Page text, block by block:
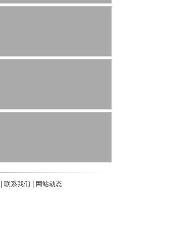
联系我们
网站动态